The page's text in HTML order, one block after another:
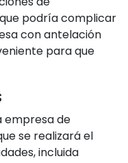
podría complicar
con antelación
para que
empresa de
se realizará el
incluida